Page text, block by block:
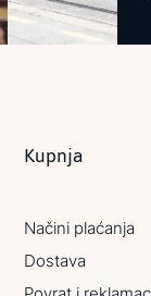
Kupnja
Načini plaćanja
Dostava